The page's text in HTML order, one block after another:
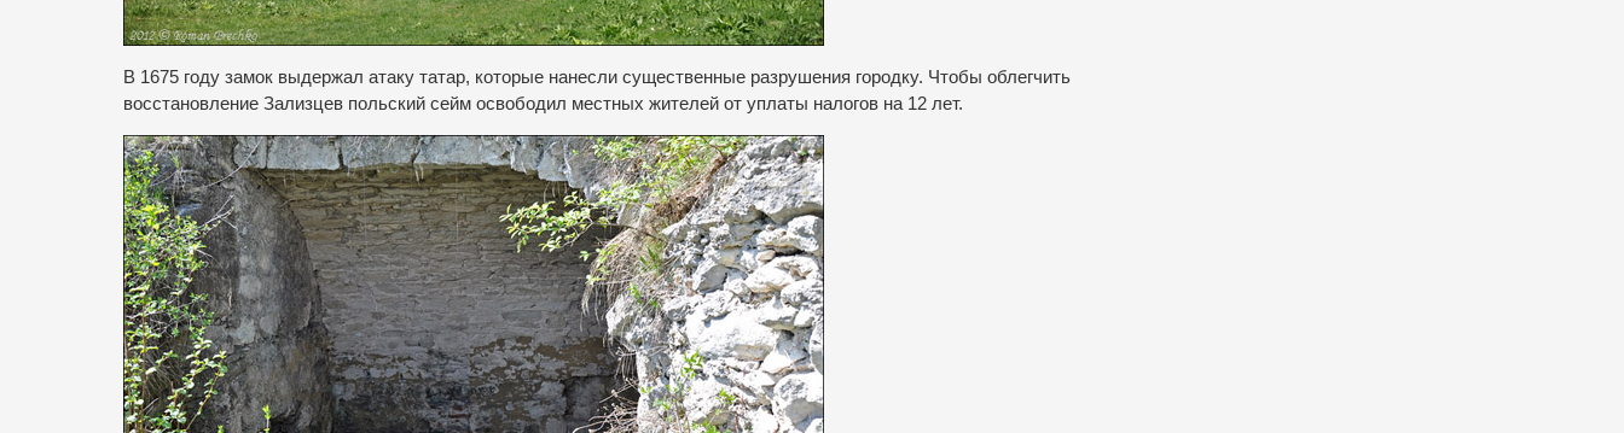
В 1675 году замок выдержал атаку татар, которые нанесли существенные разрушения городку. Чтобы облегчить
восстановление Зализцев польский сейм освободил местных жителей от уплаты налогов на 12 лет.